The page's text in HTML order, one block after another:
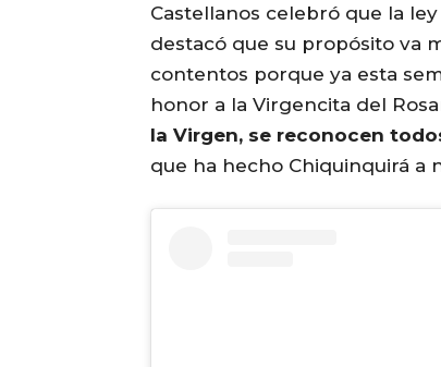
Castellanos celebró que la
destacó que su propósito va
contentos porque ya esta
honor a la Virgencita del
la Virgen, se reconocen
que ha hecho Chiquinquirá a